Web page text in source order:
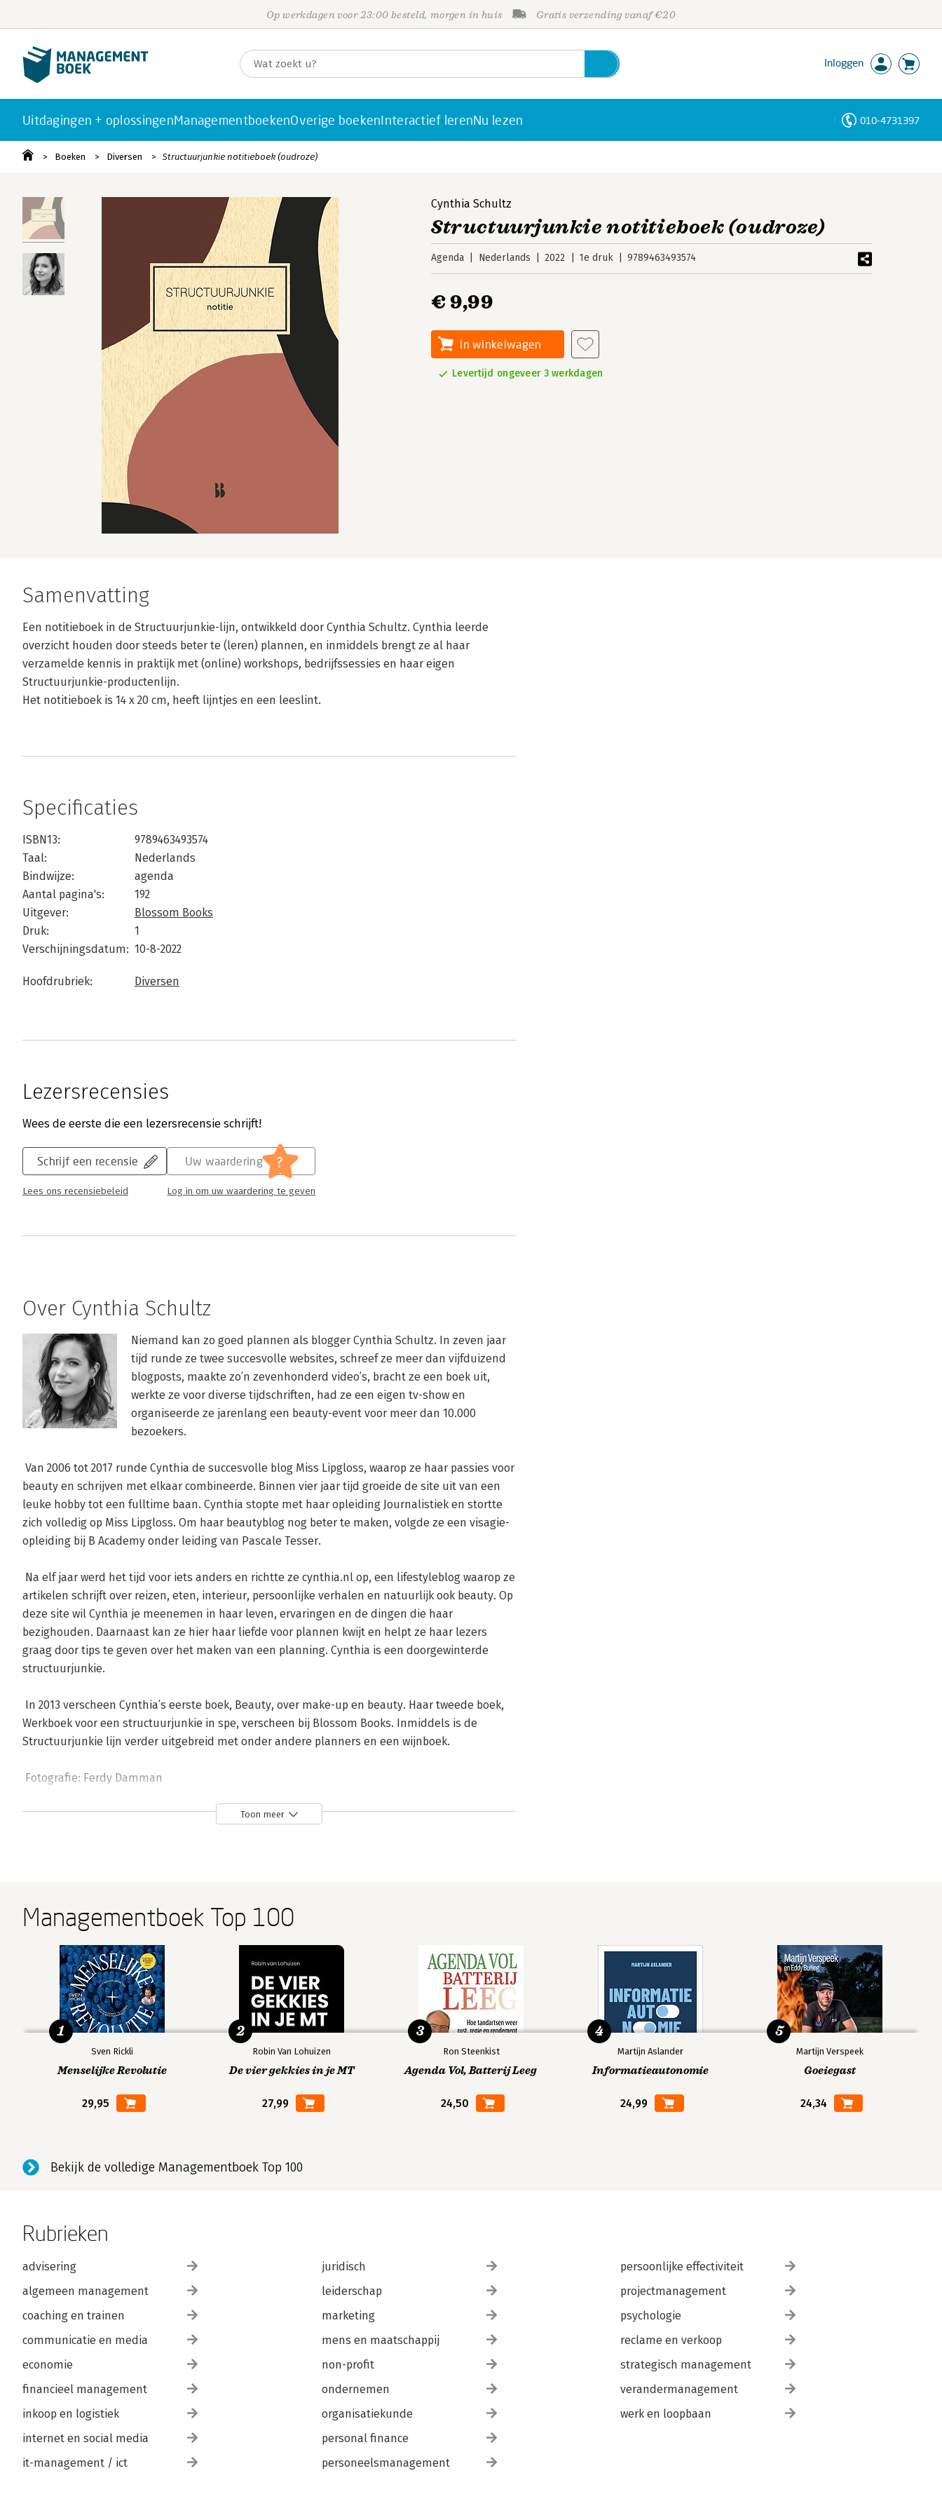
Op werkdagen voor 23:00 besteld, morgen in huis Gratis verzending vanaf €20
Inloggen
Uitdagingen + oplossingenManagementboekenOverige boekenInteractief lerenNu lezen 010-4731397
Boeken Diversen Structuurjunkie notitieboek (oudroze)
Cynthia Schultz
Structuurjunkie notitieboek (oudroze)
Agenda Nederlands 2022 1e druk 9789463493574
€ 9,99
In winkelwagen
Levertijd ongeveer 3 werkdagen
Samenvatting
Een notitieboek in de Structuurjunkie-lijn, ontwikkeld door Cynthia Schultz. Cynthia leerde
overzicht houden door steeds beter te (leren) plannen, en inmiddels brengt ze al haar
verzamelde kennis in praktijk met (online) workshops, bedrijfssessies en haar eigen
Structuurjunkie-productenlijn.
Het notitieboek is 14 x 20 cm, heeft lijntjes en een leeslint.
Specificaties
ISBN13:
9789463493574
Taal:
Nederlands
Bindwijze:
agenda
Aantal pagina's:
192
Uitgever:
Blossom Books
Druk:
1
Verschijningsdatum: 10-8-2022
Hoofdrubriek: Diversen
Lezersrecensies
Wees de eerste die een lezersrecensie schrijft!
Schrijf een recensie
Lees ons recensiebeleid
Uw waardering ?
Log in om uw waardering te geven
Over Cynthia Schultz
Niemand kan zo goed plannen als blogger Cynthia Schultz. In zeven jaar
tijd runde ze twee succesvolle websites, schreef ze meer dan vijfduizend
blogposts, maakte zo’n zevenhonderd video’s, bracht ze een boek uit,
werkte ze voor diverse tijdschriften, had ze een eigen tv-show en
organiseerde ze jarenlang een beauty-event voor meer dan 10.000
bezoekers.
beauty en schrijven met elkaar combineerde. Binnen vier jaar tijd groeide de site uit van een
leuke hobby tot een fulltime baan. Cynthia stopte met haar opleiding Journalistiek en stortte
zich volledig op Miss Lipgloss. Om haar beautyblog nog beter te maken, volgde ze een visagie-
opleiding bij B Academy onder leiding van Pascale Tesser.
artikelen schrijft over reizen, eten, interieur, persoonlijke verhalen en natuurlijk ook beauty. Op
deze site wil Cynthia je meenemen in haar leven, ervaringen en de dingen die haar
bezighouden. Daarnaast kan ze hier haar liefde voor plannen kwijt en helpt ze haar lezers
graag door tips te geven over het maken van een planning. Cynthia is een doorgewinterde
structuurjunkie.
Werkboek voor een structuurjunkie in spe, verscheen bij Blossom Books. Inmiddels is de
Structuurjunkie lijn verder uitgebreid met onder andere planners en een wijnboek.
Fotografie: Ferdy Damman
Andere boeken door Cynthia Schultz
Toon meer
Managementboek Top 100
Sven Rickli
Menselijke Revolutie
29,95
1
Robin Van Lohuizen
De vier gekkies in je MT
27,99
2
Ron Steenkist
Agenda Vol, Batterij Leeg
24,50
3
Martijn Aslander
Informatieautonomie
24,99
4
Martijn Verspeek
Goeiegast
24,34
5
Bekijk de volledige Managementboek Top 100
Rubrieken
advisering
algemeen management
coaching en trainen
communicatie en media
economie
financieel management
inkoop en logistiek
internet en social media
it-management / ict
juridisch
leiderschap
marketing
mens en maatschappij
non-profit
ondernemen
organisatiekunde
personal finance
personeelsmanagement
persoonlijke effectiviteit
projectmanagement
psychologie
reclame en verkoop
strategisch management
verandermanagement
werk en loopbaan
Personen